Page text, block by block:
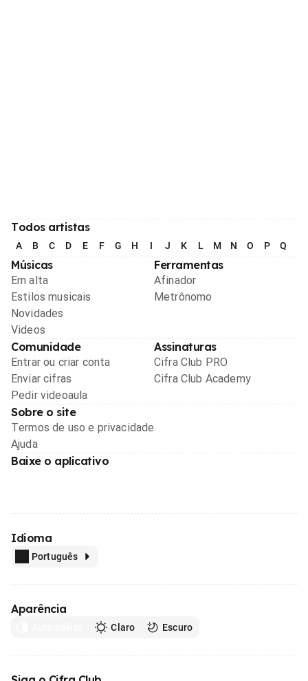
Todos artistas
A B C D E F G H I J K L M N O P Q
Músicas
Em alta
Estilos musicais
Novidades
Videos
Ferramentas
Afinador
Metrônomo
Comunidade
Entrar ou criar conta
Enviar cifras
Pedir videoaula
Assinaturas
Cifra Club PRO
Cifra Club Academy
Sobre o site
Termos de uso e privacidade
Ajuda
Baixe o aplicativo
Idioma
Português
Aparência
Claro Escuro